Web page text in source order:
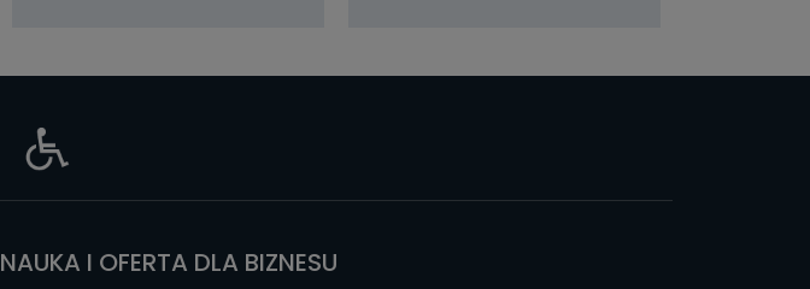
NAUKA I OFERTA DLA BIZNESU